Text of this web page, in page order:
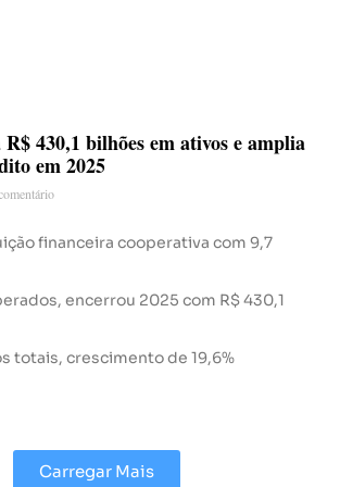
430,1 bilhões em ativos e amplia
em 2025
financeira cooperativa com 9,7
encerrou 2025 com R$ 430,1
totais, crescimento de 19,6%
Carregar Mais